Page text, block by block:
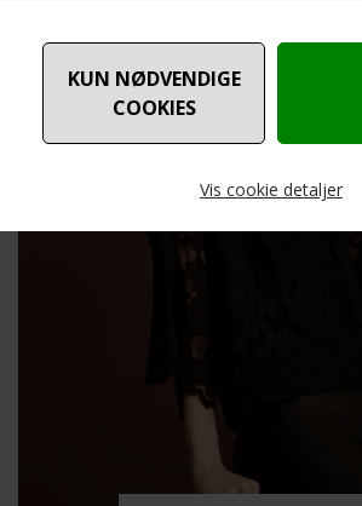
Vis cookie detaljer